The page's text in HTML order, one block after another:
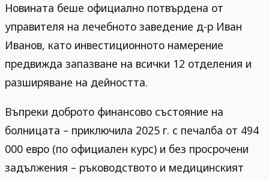
Новината беше официално потвърдена от
управителя на лечебното заведение д-р Иван
Иванов, като инвестиционното намерение
предвижда запазване на всички 12 отделения и
разширяване на дейността.
Въпреки доброто финансово състояние на
болницата – приключила 2025 г. с печалба от 494
000 евро (по официален курс) и без просрочени
задължения – ръководството и медицинският